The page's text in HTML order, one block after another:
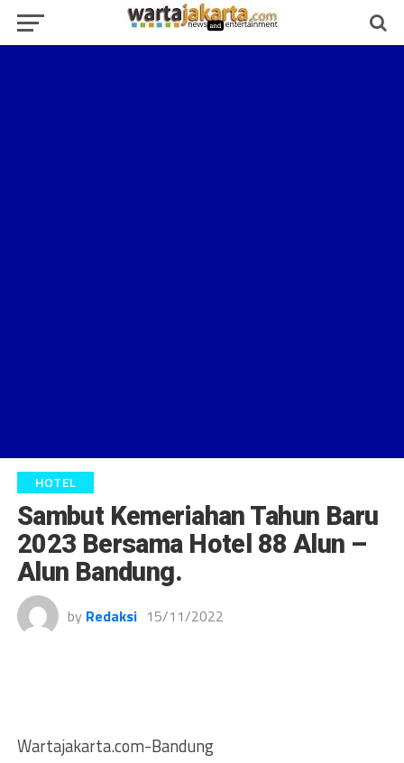
HOTEL
Sambut Kemeriahan Tahun Baru
2023 Bersama Hotel 88 Alun –
Alun Bandung.
by Redaksi 15/11/2022
Wartajakarta.com-Bandung